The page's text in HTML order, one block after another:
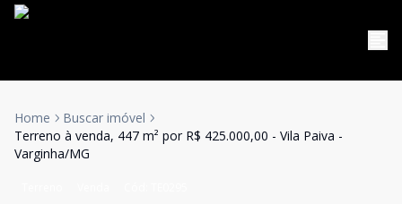
Home
Buscar imóvel
Terreno à venda, 447 m² por R$ 425.000,00 - Vila Paiva -
Varginha/MG